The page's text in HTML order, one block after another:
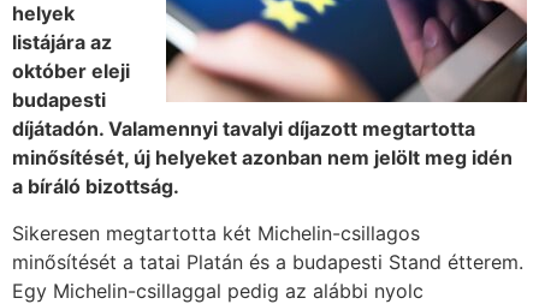
helyek
listájára az
október eleji
budapesti
díjátadón. Valamennyi tavalyi díjazott megtartotta
minősítését, új helyeket azonban nem jelölt meg idén
a bíráló bizottság.
Sikeresen megtartotta két Michelin-csillagos
minősítését a tatai Platán és a budapesti Stand étterem.
Egy Michelin-csillaggal pedig az alábbi nyolc